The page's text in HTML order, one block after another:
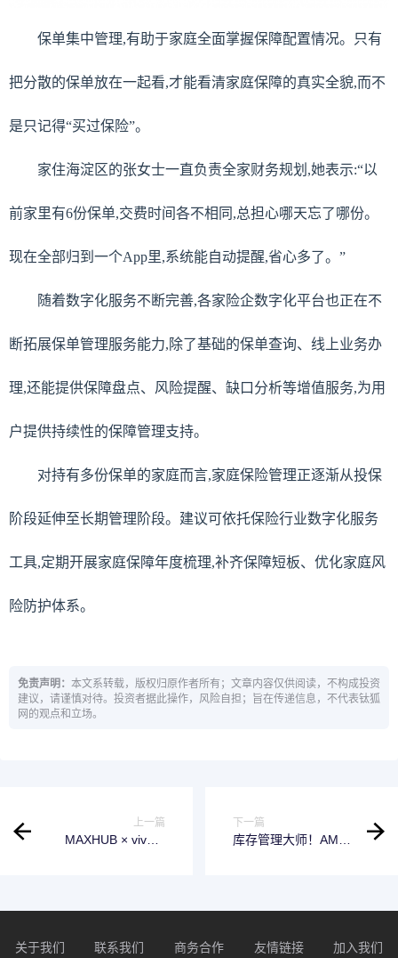
保单集中管理,有助于家庭全面掌握保障配置情况。只有
把分散的保单放在一起看,才能看清家庭保障的真实全貌,而不
是只记得“买过保险”。
家住海淀区的张女士一直负责全家财务规划,她表示:“以
前家里有6份保单,交费时间各不相同,总担心哪天忘了哪份。
现在全部归到一个App里,系统能自动提醒,省心多了。”
随着数字化服务不断完善,各家险企数字化平台也正在不
断拓展保单管理服务能力,除了基础的保单查询、线上业务办
理,还能提供保障盘点、风险提醒、缺口分析等增值服务,为用
户提供持续性的保障管理支持。
对持有多份保单的家庭而言,家庭保险管理正逐渐从投保
阶段延伸至长期管理阶段。建议可依托保险行业数字化服务
工具,定期开展家庭保障年度梳理,补齐保障短板、优化家庭风
险防护体系。
免责声明： 本文系转载，版权归原作者所有；文章内容仅供阅读，不构成投资
建议，请谨慎对待。投资者据此操作，风险自担；旨在传递信息，不代表钛狐
网的观点和立场。
上一篇
MAXHUB × vivo X
下一篇
库存管理大师！AMD
关于我们 联系我们 商务合作 友情链接 加入我们